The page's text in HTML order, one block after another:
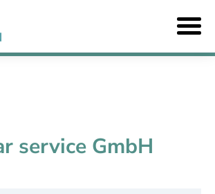
service GmbH